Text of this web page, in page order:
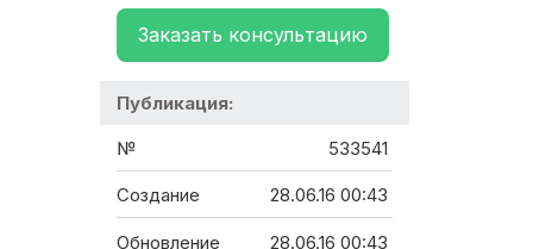
Заказать консультацию
Публикация:
№ 533541
Создание 28.06.16 00:43
Обновление 28.06.16 00:43